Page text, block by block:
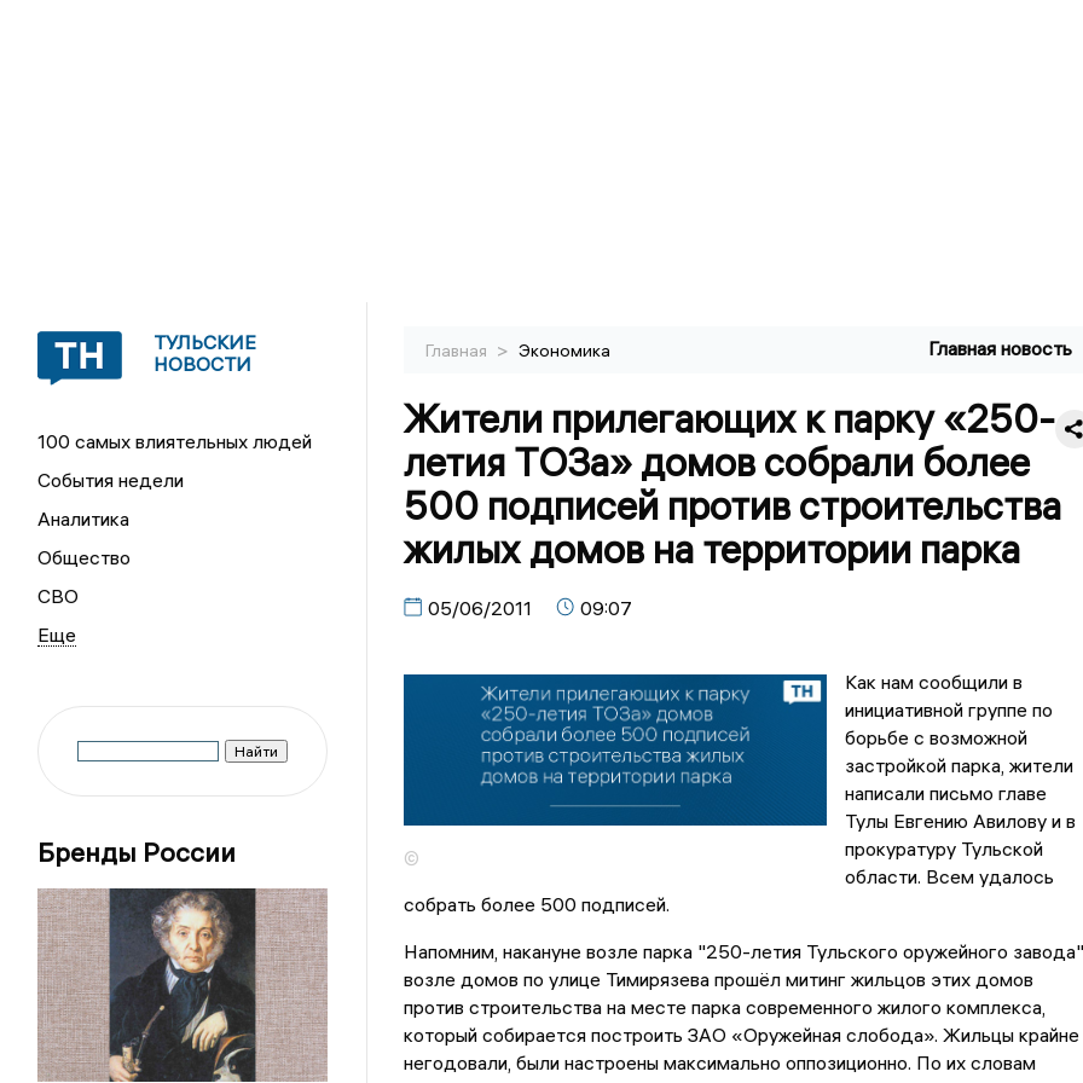
ТУЛЬСКИЕ
НОВОСТИ
100 самых влиятельных людей
События недели
Аналитика
Общество
СВО
Бренды России
Главная > Экономика Главная новость
Жители прилегающих к парку «250-
летия ТОЗа» домов собрали более
500 подписей против строительства
жилых домов на территории парка
05/06/2011 09:07
©
Как нам сообщили в
инициативной группе по
борьбе с возможной
застройкой парка, жители
написали письмо главе
Тулы Евгению Авилову и в
прокуратуру Тульской
области. Всем удалось
собрать более 500 подписей.
Напомним, накануне возле парка "250-летия Тульского оружейного
возле домов по улице Тимирязева прошёл митинг жильцов этих домов
против строительства на месте парка современного жилого комплекса,
который собирается построить ЗАО «Оружейная слобода». Жильцы крайне
негодовали, были настроены максимально оппозиционно. По их словам